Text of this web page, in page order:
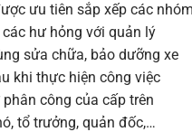
ưu tiên sắp xếp các
hư hỏng với quản lý
sửa chữa, bảo dưỡng xe
khi thực hiện công việc
công của cấp trên
tổ trưởng, quản đốc,…